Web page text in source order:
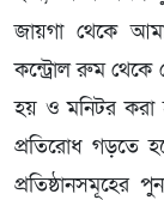
জায়গা থেকে
কন্ট্রোল রুম থেকে
হয় ও মনিটর করা
প্রতিরোধ গড়তে
প্রতিষ্ঠানসমূহের